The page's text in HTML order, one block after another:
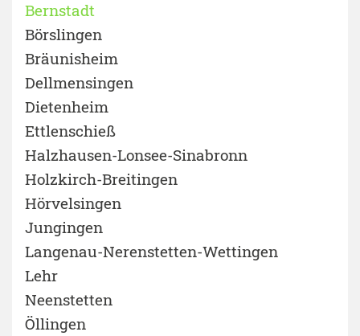
Bernstadt
Börslingen
Bräunisheim
Dellmensingen
Dietenheim
Ettlenschieß
Halzhausen-Lonsee-Sinabronn
Holzkirch-Breitingen
Hörvelsingen
Jungingen
Langenau-Nerenstetten-Wettingen
Lehr
Neenstetten
Öllingen